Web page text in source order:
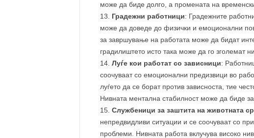
може да биде долго, а промената на
Градежни работници: Градежните
може да доведе до физички и емоционални
за завршување на работата може да бидат
градилиштето исто така може да го зголемат
Луѓе кои работат со зависници:
соочуваат со емоционални предизвици во
луѓето да се борат против зависноста, тие
Нивната ментална стабилност може да биде
Службеници за заштита на животната
непредвидливи ситуации и се соочуваат со
проблеми. Нивната работа вклучува високо